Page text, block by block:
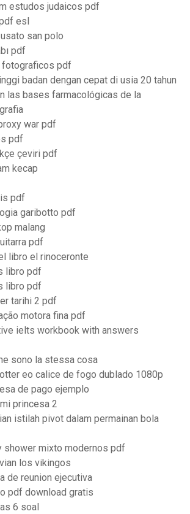
estudos judaicos pdf
esl
san polo
pdf
pdf
badan dengan cepat di usia 20 tahun
las bases farmacológicas de la
war pdf
pdf
çeviri pdf
kecap
pdf
garibotto pdf
malang
pdf
libro el rinoceronte
libro pdf
libro pdf
tarihi 2 pdf
motora fina pdf
ielts workbook with answers
sono la stessa cosa
eo calice de fogo dublado 1080p
de pago ejemplo
princesa 2
istilah pivot dalam permainan bola
shower mixto modernos pdf
los vikingos
de reunion ejecutiva
pdf download gratis
6 soal